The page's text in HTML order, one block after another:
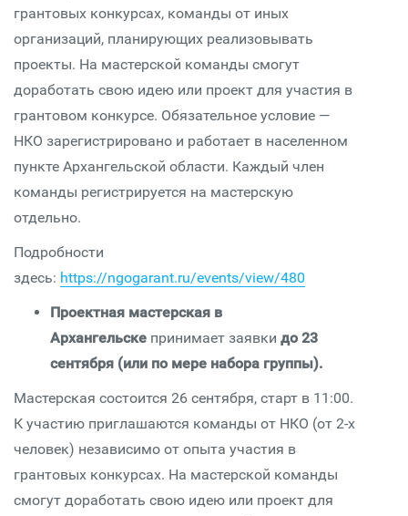
грантовых конкурсах, команды от иных
организаций, планирующих реализовывать
проекты. На мастерской команды смогут
доработать свою идею или проект для участия в
грантовом конкурсе. Обязательное условие —
НКО зарегистрировано и работает в населенном
пункте Архангельской области. Каждый член
команды регистрируется на мастерскую
отдельно.
Подробности
здесь: https://ngogarant.ru/events/view/480
Проектная мастерская в
Архангельске принимает заявки до 23
сентября (или по мере набора группы).
Мастерская состоится 26 сентября, старт в 11:00.
К участию приглашаются команды от НКО (от 2-х
человек) независимо от опыта участия в
грантовых конкурсах. На мастерской команды
смогут доработать свою идею или проект для